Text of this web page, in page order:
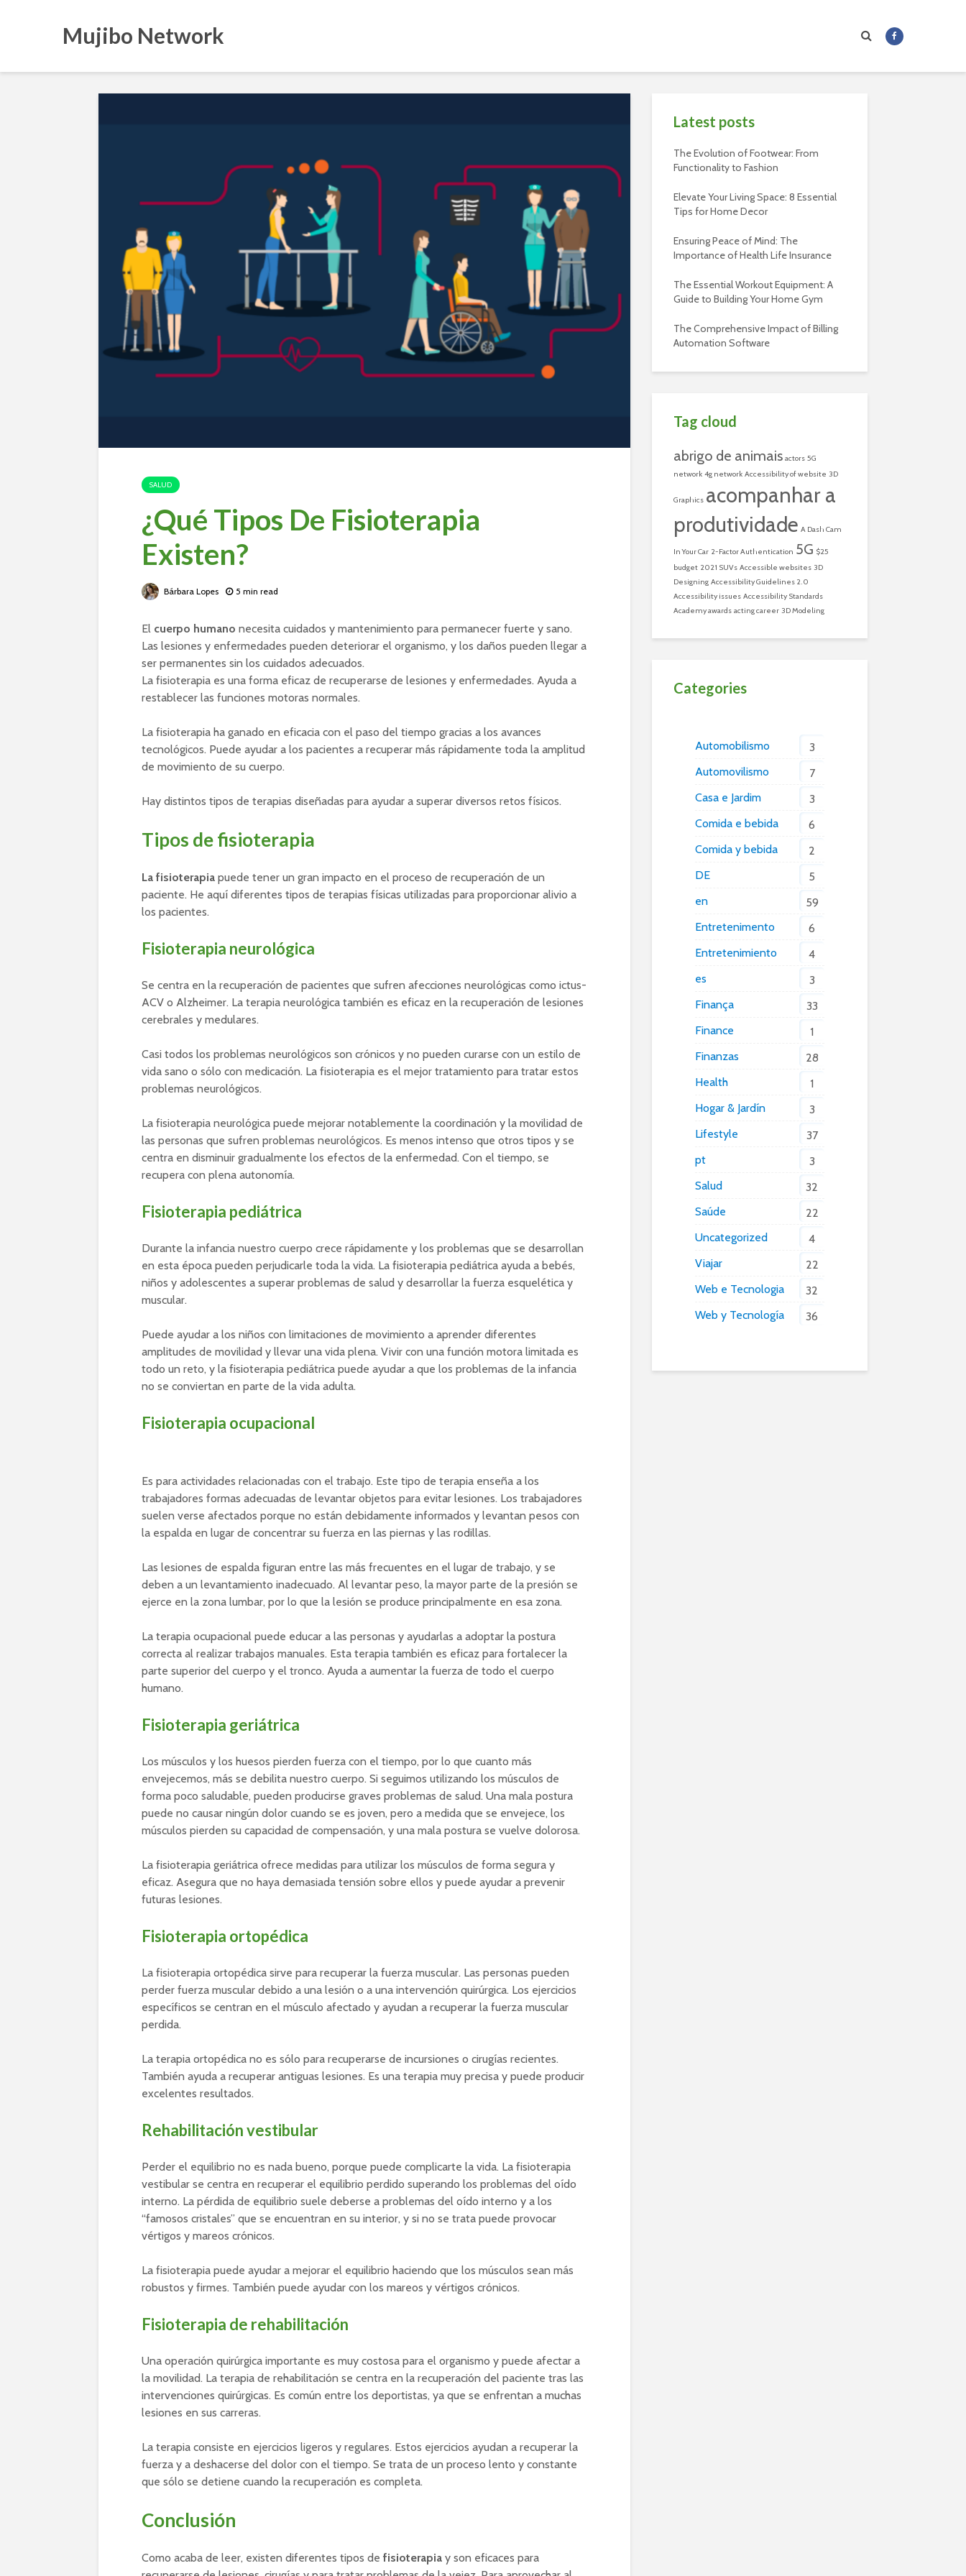
Mujibo Network
SALUD
¿Qué Tipos De Fisioterapia
Existen?
Bárbara Lopes 5 min read
El cuerpo humano necesita cuidados y mantenimiento para permanecer fuerte y sano.
Las lesiones y enfermedades pueden deteriorar el organismo, y los daños pueden llegar a
ser permanentes sin los cuidados adecuados.
La fisioterapia es una forma eficaz de recuperarse de lesiones y enfermedades. Ayuda a
restablecer las funciones motoras normales.
La fisioterapia ha ganado en eficacia con el paso del tiempo gracias a los avances
tecnológicos. Puede ayudar a los pacientes a recuperar más rápidamente toda la amplitud
de movimiento de su cuerpo.
Hay distintos tipos de terapias diseñadas para ayudar a superar diversos retos físicos.
Tipos de fisioterapia
La fisioterapia puede tener un gran impacto en el proceso de recuperación de un
paciente. He aquí diferentes tipos de terapias físicas utilizadas para proporcionar alivio a
los pacientes.
Fisioterapia neurológica
Se centra en la recuperación de pacientes que sufren afecciones neurológicas como ictus-
ACV o Alzheimer. La terapia neurológica también es eficaz en la recuperación de lesiones
cerebrales y medulares.
Casi todos los problemas neurológicos son crónicos y no pueden curarse con un estilo de
vida sano o sólo con medicación. La fisioterapia es el mejor tratamiento para tratar estos
problemas neurológicos.
La fisioterapia neurológica puede mejorar notablemente la coordinación y la movilidad de
las personas que sufren problemas neurológicos. Es menos intenso que otros tipos y se
centra en disminuir gradualmente los efectos de la enfermedad. Con el tiempo, se
recupera con plena autonomía.
Fisioterapia pediátrica
Durante la infancia nuestro cuerpo crece rápidamente y los problemas que se desarrollan
en esta época pueden perjudicarle toda la vida. La fisioterapia pediátrica ayuda a bebés,
niños y adolescentes a superar problemas de salud y desarrollar la fuerza esquelética y
muscular.
Puede ayudar a los niños con limitaciones de movimiento a aprender diferentes
amplitudes de movilidad y llevar una vida plena. Vivir con una función motora limitada es
todo un reto, y la fisioterapia pediátrica puede ayudar a que los problemas de la infancia
no se conviertan en parte de la vida adulta.
Fisioterapia ocupacional
Es para actividades relacionadas con el trabajo. Este tipo de terapia enseña a los
trabajadores formas adecuadas de levantar objetos para evitar lesiones. Los trabajadores
suelen verse afectados porque no están debidamente informados y levantan pesos con
la espalda en lugar de concentrar su fuerza en las piernas y las rodillas.
Las lesiones de espalda figuran entre las más frecuentes en el lugar de trabajo, y se
deben a un levantamiento inadecuado. Al levantar peso, la mayor parte de la presión se
ejerce en la zona lumbar, por lo que la lesión se produce principalmente en esa zona.
La terapia ocupacional puede educar a las personas y ayudarlas a adoptar la postura
correcta al realizar trabajos manuales. Esta terapia también es eficaz para fortalecer la
parte superior del cuerpo y el tronco. Ayuda a aumentar la fuerza de todo el cuerpo
humano.
Fisioterapia geriátrica
Los músculos y los huesos pierden fuerza con el tiempo, por lo que cuanto más
envejecemos, más se debilita nuestro cuerpo. Si seguimos utilizando los músculos de
forma poco saludable, pueden producirse graves problemas de salud. Una mala postura
puede no causar ningún dolor cuando se es joven, pero a medida que se envejece, los
músculos pierden su capacidad de compensación, y una mala postura se vuelve dolorosa.
La fisioterapia geriátrica ofrece medidas para utilizar los músculos de forma segura y
eficaz. Asegura que no haya demasiada tensión sobre ellos y puede ayudar a prevenir
futuras lesiones.
Fisioterapia ortopédica
La fisioterapia ortopédica sirve para recuperar la fuerza muscular. Las personas pueden
perder fuerza muscular debido a una lesión o a una intervención quirúrgica. Los ejercicios
específicos se centran en el músculo afectado y ayudan a recuperar la fuerza muscular
perdida.
La terapia ortopédica no es sólo para recuperarse de incursiones o cirugías recientes.
También ayuda a recuperar antiguas lesiones. Es una terapia muy precisa y puede producir
excelentes resultados.
Rehabilitación vestibular
Perder el equilibrio no es nada bueno, porque puede complicarte la vida. La fisioterapia
vestibular se centra en recuperar el equilibrio perdido superando los problemas del oído
interno. La pérdida de equilibrio suele deberse a problemas del oído interno y a los
“famosos cristales” que se encuentran en su interior, y si no se trata puede provocar
vértigos y mareos crónicos.
La fisioterapia puede ayudar a mejorar el equilibrio haciendo que los músculos sean más
robustos y firmes. También puede ayudar con los mareos y vértigos crónicos.
Fisioterapia de rehabilitación
Una operación quirúrgica importante es muy costosa para el organismo y puede afectar a
la movilidad. La terapia de rehabilitación se centra en la recuperación del paciente tras las
intervenciones quirúrgicas. Es común entre los deportistas, ya que se enfrentan a muchas
lesiones en sus carreras.
La terapia consiste en ejercicios ligeros y regulares. Estos ejercicios ayudan a recuperar la
fuerza y a deshacerse del dolor con el tiempo. Se trata de un proceso lento y constante
que sólo se detiene cuando la recuperación es completa.
Conclusión
Como acaba de leer, existen diferentes tipos de fisioterapia y son eficaces para
Latest posts
The Evolution of Footwear: From
Functionality to Fashion
Elevate Your Living Space: 8 Essential
Tips for Home Decor
Ensuring Peace of Mind: The
Importance of Health Life Insurance
The Essential Workout Equipment: A
Guide to Building Your Home Gym
The Comprehensive Impact of Billing
Automation Software
Tag cloud
abrigo de animais actors 5G
network 4g network Accessibility of website 3D
Graphics acompanhar a
produtividade A Dash Cam
In Your Car 2-Factor Authentication 5G $25
budget 2021 SUVs Accessible websites 3D
Designing Accessibility Guidelines 2.0
Accessibility issues Accessibility Standards
Academy awards acting career 3D Modeling
Categories
Automobilismo
3
Automovilismo
7
Casa e Jardim
3
Comida e bebida
6
Comida y bebida
2
DE
5
en
59
Entretenimento
6
Entretenimiento
4
es
3
Finança
33
Finance
1
Finanzas
28
Health
1
Hogar & Jardín
3
Lifestyle
37
pt
3
Salud
32
Saúde
22
Uncategorized
4
Viajar
22
Web e Tecnologia
32
Web y Tecnología
36